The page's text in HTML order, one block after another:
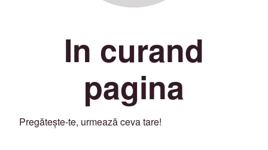
In curand
pagina
Pregătește-te, urmează ceva tare!